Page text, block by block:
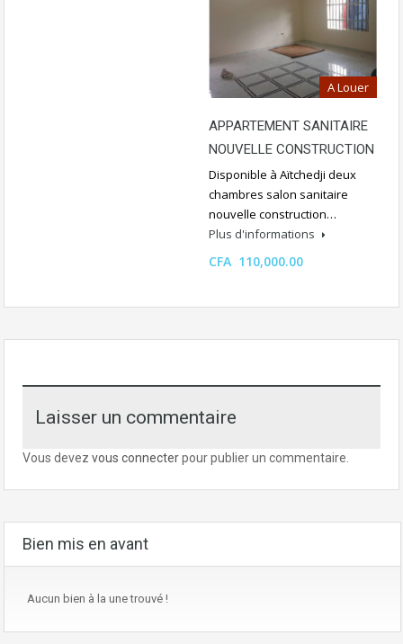
A Louer
APPARTEMENT SANITAIRE
NOUVELLE CONSTRUCTION
Disponible à Aïtchedji deux
chambres salon sanitaire
nouvelle construction…
Plus d'informations
CFA 110,000.00
Laisser un commentaire
Vous devez vous connecterpour publier un commentaire.
Bien mis en avant
Aucun bien à la une trouvé !